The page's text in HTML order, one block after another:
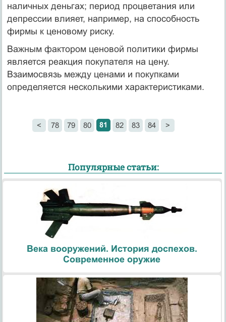
наличных деньгах; период процветания или
депрессии влияет, например, на способность
фирмы к ценовому риску.
Важным фактором ценовой политики фирмы
является реакция покупателя на цену.
Взаимосвязь между ценами и покупками
определяется несколькими характеристиками.
< 78 79 80 81 82 83 84 >
Популярные статьи:
Века вооружений. История доспехов.
Современное оружие